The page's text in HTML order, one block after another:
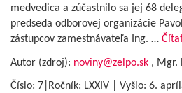
medvedica a zúčastnilo sa jej 68
predseda odborovej organizácie
zástupcov zamestnávateľa Ing. …
Autor (zdroj): noviny@zelpo.sk , Mgr.
Číslo: 7|Ročník: LXXIV | Vyšlo: 6.